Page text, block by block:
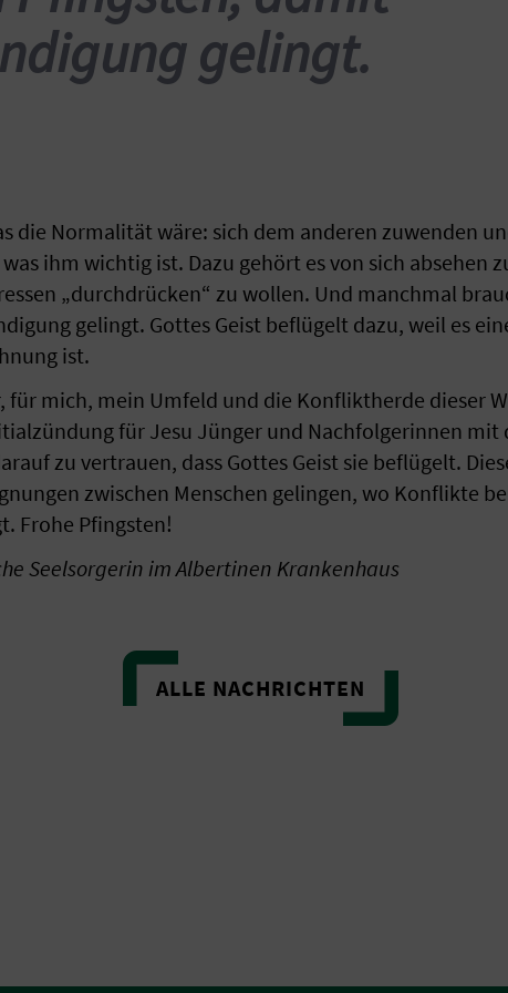
gelingt.
die Normalität wäre: sich dem anderen zuwenden
ihm wichtig ist. Dazu gehört es von sich absehen
„durchdrücken“ zu wollen. Und manchmal
gelingt. Gottes Geist beflügelt dazu, weil es
ist.
für mich, mein Umfeld und die Konfliktherde dieser
für Jesu Jünger und Nachfolgerinnen mit
zu vertrauen, dass Gottes Geist sie beflügelt.
zwischen Menschen gelingen, wo Konflikte
Frohe Pfingsten!
Seelsorgerin im Albertinen Krankenhaus
ALLE NACHRICHTEN